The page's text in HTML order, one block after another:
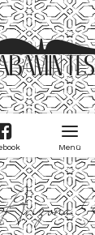
Menü